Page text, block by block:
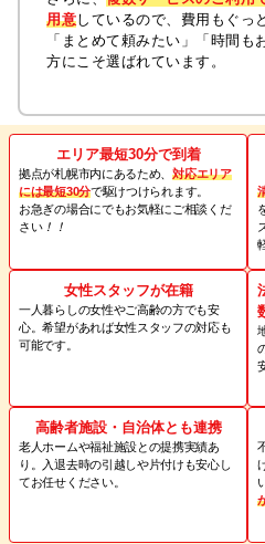
用意しているので、費用もぐっ
「まとめて頼みたい」「時間も
方にこそ選ばれています。
エリア最短30分で到着
拠点が札幌市内にあるため、対応エリア
には最短30分で駆けつけられます。
お急ぎの場合にでもお気軽にご相談くだ
さい！！
女性スタッフが在籍
一人暮らしの女性やご高齢の方でも安
心。希望があれば女性スタッフの対応も
可能です。
高齢者施設・自治体とも連携
老人ホームや福祉施設との提携実績あ
り。入退去時の引越しや片付けも安心し
てお任せください。